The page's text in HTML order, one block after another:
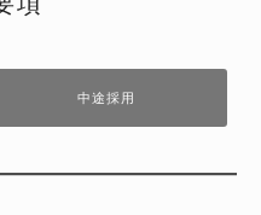
中途採用